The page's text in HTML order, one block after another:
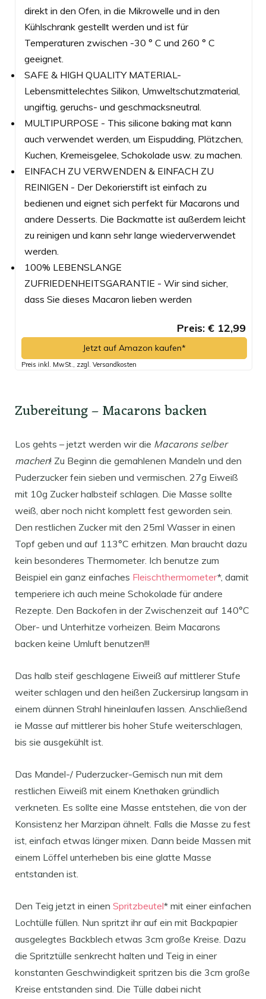
direkt in den Ofen, in die Mikrowelle und in den
Kühlschrank gestellt werden und ist für
Temperaturen zwischen -30 ° C und 260 ° C
geeignet.
SAFE & HIGH QUALITY MATERIAL-
Lebensmittelechtes Silikon, Umweltschutzmaterial,
ungiftig, geruchs- und geschmacksneutral.
MULTIPURPOSE - This silicone baking mat kann
auch verwendet werden, um Eispudding, Plätzchen,
Kuchen, Kremeisgelee, Schokolade usw. zu machen.
EINFACH ZU VERWENDEN & EINFACH ZU
REINIGEN - Der Dekorierstift ist einfach zu
bedienen und eignet sich perfekt für Macarons und
andere Desserts. Die Backmatte ist außerdem leicht
zu reinigen und kann sehr lange wiederverwendet
werden.
100% LEBENSLANGE
ZUFRIEDENHEITSGARANTIE - Wir sind sicher,
dass Sie dieses Macaron lieben werden
Preis: € 12,99
Jetzt auf Amazon kaufen*
Preis inkl. MwSt., zzgl. Versandkosten
Zubereitung – Macarons backen
Los gehts – jetzt werden wir die Macarons selber
machen! Zu Beginn die gemahlenen Mandeln und den
Puderzucker fein sieben und vermischen. 27g Eiweiß
mit 10g Zucker halbsteif schlagen. Die Masse sollte
weiß, aber noch nicht komplett fest geworden sein.
Den restlichen Zucker mit den 25ml Wasser in einen
Topf geben und auf 113°C erhitzen. Man braucht dazu
kein besonderes Thermometer. Ich benutze zum
Beispiel ein ganz einfaches Fleischthermometer*, damit
temperiere ich auch meine Schokolade für andere
Rezepte. Den Backofen in der Zwischenzeit auf 140°C
Ober- und Unterhitze vorheizen. Beim Macarons
backen keine Umluft benutzen!!!
Das halb steif geschlagene Eiweiß auf mittlerer Stufe
weiter schlagen und den heißen Zuckersirup langsam in
einem dünnen Strahl hineinlaufen lassen. Anschließend
ie Masse auf mittlerer bis hoher Stufe weiterschlagen,
bis sie ausgekühlt ist.
Das Mandel-/ Puderzucker-Gemisch nun mit dem
restlichen Eiweiß mit einem Knethaken gründlich
verkneten. Es sollte eine Masse entstehen, die von der
Konsistenz her Marzipan ähnelt. Falls die Masse zu fest
ist, einfach etwas länger mixen. Dann beide Massen mit
einem Löffel unterheben bis eine glatte Masse
entstanden ist.
Den Teig jetzt in einen Spritzbeutel* mit einer einfachen
Lochtülle füllen. Nun spritzt ihr auf ein mit Backpapier
ausgelegtes Backblech etwas 3cm große Kreise. Dazu
die Spritztülle senkrecht halten und Teig in einer
konstanten Geschwindigkeit spritzen bis die 3cm große
Kreise entstanden sind. Die Tülle dabei nicht